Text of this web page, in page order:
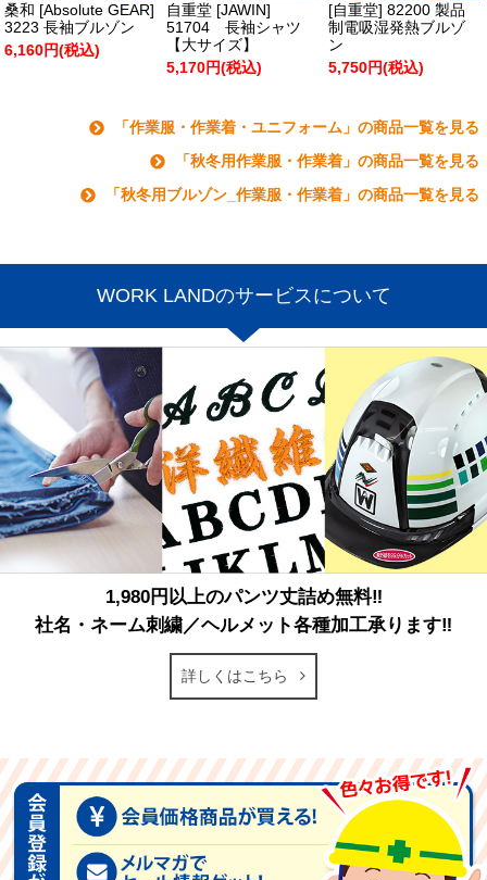
桑和 [Absolute GEAR]
3223 長袖ブルゾン
6,160円(税込)
自重堂 [JAWIN]
51704 長袖シャツ
【大サイズ】
5,170円(税込)
[自重堂] 82200 製品
制電吸湿発熱ブルゾ
ン
5,750円(税込)
「作業服・作業着・ユニフォーム」の商品一覧を見る
「秋冬用作業服・作業着」の商品一覧を見る
「秋冬用ブルゾン_作業服・作業着」の商品一覧を見る
WORK LANDのサービスについて
1,980円以上のパンツ丈詰め無料‼
社名・ネーム刺繍／ヘルメット各種加工承ります‼
詳しくはこちら